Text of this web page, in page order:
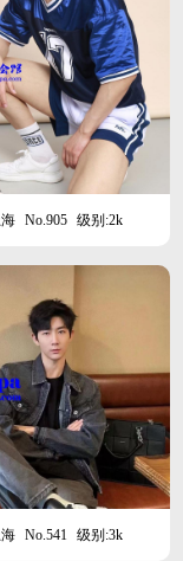
No.905 级别:2k
No.541 级别:3k